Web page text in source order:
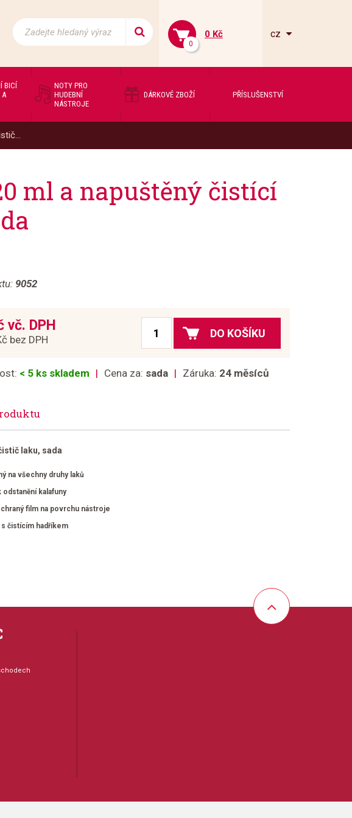
0
0 Kč cz
BICÍ
A
NOTY PRO
HUDEBNÍ
NÁSTROJE
DÁRKOVÉ ZBOŽÍ PŘÍSLUŠENSTVÍ
ml a napuštěný čistící
9052
vč. DPH
bez DPH
DO KOŠÍKU
< 5 ks skladem Cena za: sada Záruka: 24 měsíců
laku, sada
na všechny druhy laků
odstanění kalafuny
film na povrchu nástroje
s čistícím hadříkem